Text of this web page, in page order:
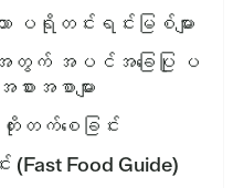
ရိုတင်းရင်းမြစ်များ
းအတွက် အပင်အခြေပြု ပ
းအစာများ
တက်စေခြင်း
(Fast Food Guide)